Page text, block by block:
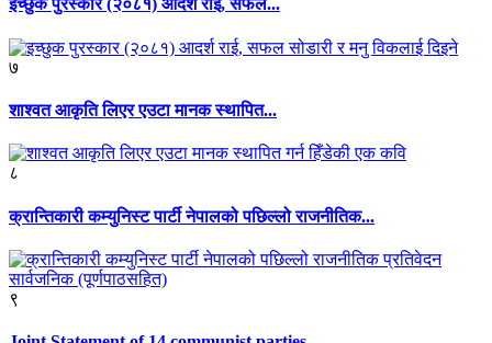
इच्छुक पुरस्कार (२०८१) आदर्श राई, सफल...
७
शाश्वत आकृति लिएर एउटा मानक स्थापित...
८
क्रान्तिकारी कम्युनिस्ट पार्टी नेपालको पछिल्लो राजनीतिक...
९